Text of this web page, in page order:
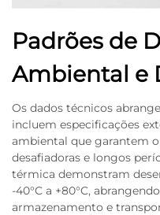
Padrões de
Ambiental e
Os dados técnicos
incluem especificações
ambiental que garantem
desafiadoras e longos
térmica demonstram
-40°C a +80°C,
armazenamento e